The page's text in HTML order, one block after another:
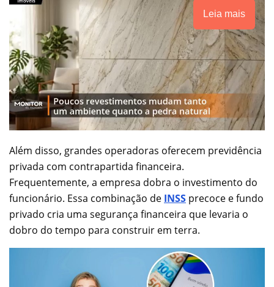
Leia mais
Além disso, grandes operadoras oferecem previdência
privada com contrapartida financeira.
Frequentemente, a empresa dobra o investimento do
funcionário. Essa combinação de INSS precoce e fundo
privado cria uma segurança financeira que levaria o
dobro do tempo para construir em terra.